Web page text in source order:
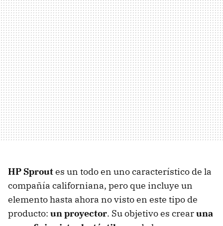
HP Sproutes un todo en uno característico de la
compañía californiana, pero que incluye un
elemento hasta ahora no visto en este tipo de
producto: un proyector. Su objetivo es crearuna